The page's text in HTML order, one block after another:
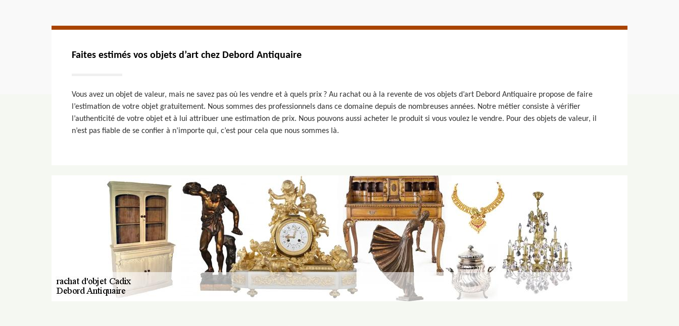
Faites estimés vos objets d’art chez Debord Antiquaire
Vous avez un objet de valeur, mais ne savez pas où les vendre et à quels prix ? Au rachat ou à la revente de vos objets d’art Debord Antiquaire propose de faire
l’estimation de votre objet gratuitement. Nous sommes des professionnels dans ce domaine depuis de nombreuses années. Notre métier consiste à vérifier
l’authenticité de votre objet et à lui attribuer une estimation de prix. Nous pouvons aussi acheter le produit si vous voulez le vendre. Pour des objets de valeur, il
n’est pas fiable de se confier à n’importe qui, c’est pour cela que nous sommes là.